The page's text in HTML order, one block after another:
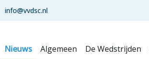
info@vvdsc.nl
Nieuws Algemeen De Wedstrijden